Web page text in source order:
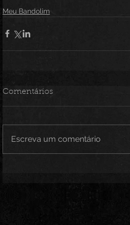
Meu Bandolim
Comentários
Escreva um comentário